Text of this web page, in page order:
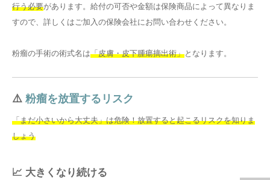
行う必要があります。給付の可否や金額は保険商品によって異なりま
すので、詳しくはご加入の保険会社にお問い合わせください。
粉瘤の手術の術式名は「皮膚・皮下腫瘍摘出術」となります。
⚠️ 粉瘤を放置するリスク
「まだ小さいから大丈夫」は危険！放置すると起こるリスクを知りま
しょう
📈 大きくなり続ける